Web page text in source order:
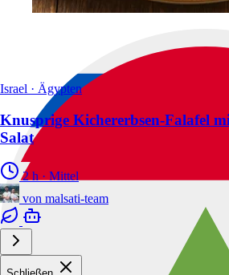
Israel · Ägypten
Knusprige Kichererbsen-Falafel
Salat
2 h · Mittel
von malsati-team